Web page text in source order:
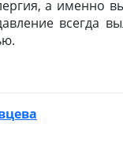
а именно
всегда